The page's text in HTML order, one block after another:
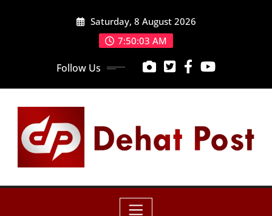
Saturday, 8 August 2026
7:50:04 AM
Follow Us